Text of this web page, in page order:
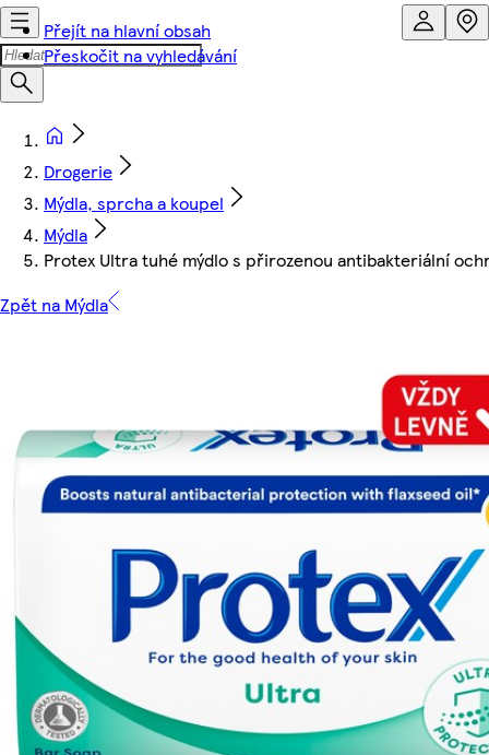
Přejít na hlavní obsah
Přeskočit na vyhledávání
Drogerie
Mýdla, sprcha a koupel
Mýdla
Protex Ultra tuhé mýdlo s přirozenou antibakteriální
Zpět na Mýdla